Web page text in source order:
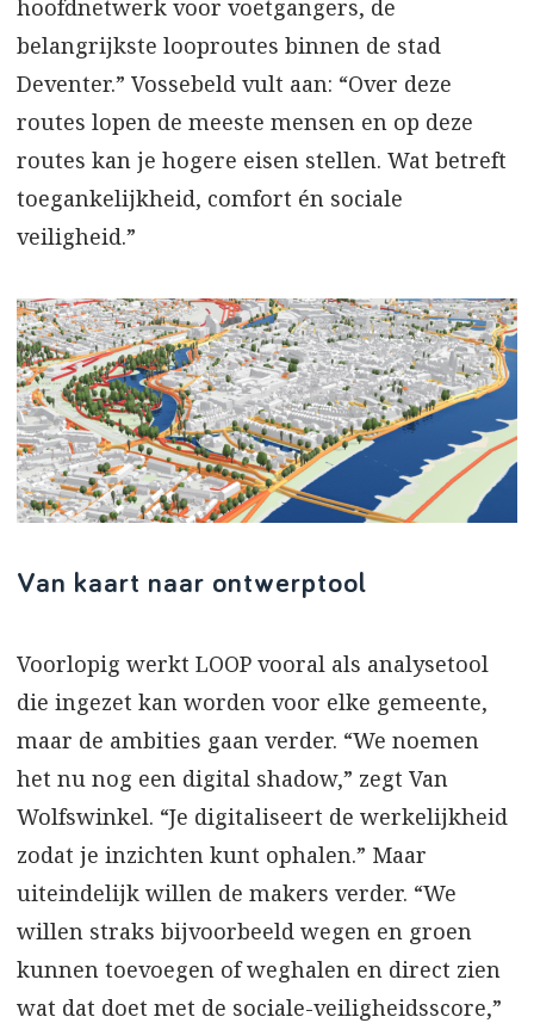
hoofdnetwerk voor voetgangers, de
belangrijkste looproutes binnen de stad
Deventer.” Vossebeld vult aan: “Over deze
routes lopen de meeste mensen en op deze
routes kan je hogere eisen stellen. Wat betreft
toegankelijkheid, comfort én sociale
veiligheid.”
Van kaart naar ontwerptool
Voorlopig werkt LOOP vooral als analysetool
die ingezet kan worden voor elke gemeente,
maar de ambities gaan verder. “We noemen
het nu nog een digital shadow,” zegt Van
Wolfswinkel. “Je digitaliseert de werkelijkheid
zodat je inzichten kunt ophalen.” Maar
uiteindelijk willen de makers verder. “We
willen straks bijvoorbeeld wegen en groen
kunnen toevoegen of weghalen en direct zien
wat dat doet met de sociale-veiligheidsscore,”